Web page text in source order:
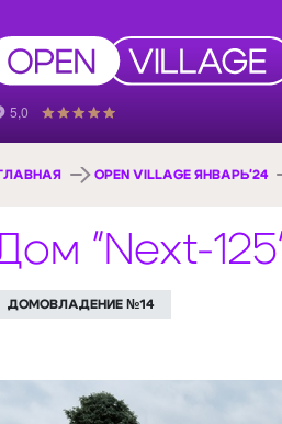
OPEN VILLAGE ЯНВАРЬ'24
"Next-
ДОМОВЛАДЕНИЕ №14